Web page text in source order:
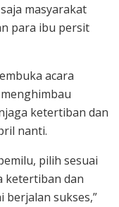
masyarakat
para ibu persit
acara
ketertiban dan
nanti.
pilih sesuai
ketertiban dan
berjalan sukses,”